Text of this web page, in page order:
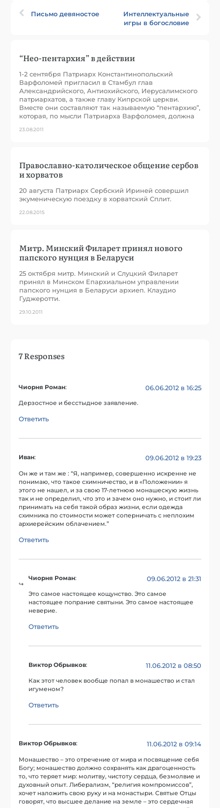
Письмо девяностое
Интеллектуальные
игры в богословие
“Нео-пентархия” в действии
1-2 сентября Патриарх Константинопольский
Варфоломей пригласил в Стамбул глав
Александрийского, Антиохийского, Иерусалимского
патриархатов, а также главу Кипрской церкви.
Вместе они составляют так называемую “пентархию”,
которая, по мысли Патриарха Варфоломея, должна
23.08.2011
Православно-католическое общение сербов
и хорватов
20 августа Патриарх Сербский Ириней совершил
экуменическую поездку в хорватский Сплит.
22.08.2015
Митр. Минский Филарет принял нового
папского нунция в Беларуси
25 октября митр. Минский и Слуцкий Филарет
принял в Минском Епархиальном управлении
папского нунция в Беларуси архиеп. Клаудио
Гуджеротти.
29.10.2011
7 Responses
Чиорня Роман: 06.06.2012 в 16:25
Дерзостное и бесстыдное заявление.
Ответить
Иван: 09.06.2012 в 19:23
Он же и там же : “Я, например, совершенно искренне не
понимаю, что такое схимничество, и в «Положении» я
этого не нашел, и за свою 17-летнюю монашескую жизнь
так и не определил, что это и зачем оно нужно, и стоит ли
принимать на себя такой образ жизни, если одежда
схимника по стоимости может соперничать с неплохим
архиерейским облачением.”
Ответить
Чиорня Роман: 09.06.2012 в 21:31
Это самое настоящее кощунство. Это самое
настоящее попрание святыни. Это самое настоящее
неверие.
Ответить
Виктор Обрывков: 11.06.2012 в 08:50
Как этот человек вообще попал в монашество и стал
игуменом?
Ответить
Виктор Обрывков: 11.06.2012 в 09:14
Монашество – это отречение от мира и посвящение себя
Богу; монашество должно сохранять как драгоценность
то, что теряет мир: молитву, чистоту сердца, безмолвие и
духовный опыт. Либерализм, “религия компромиссов”,
хочет наложить свою руку и на монастыри. Святые Отцы
говорят, что высшее делание на земле – это сердечная